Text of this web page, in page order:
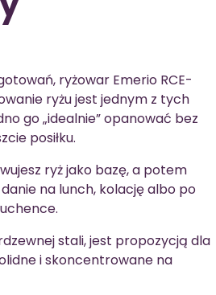
ryżowar Emerio RCE-
ryżu jest jednym z tych
go „idealnie” opanować bez
posiłku.
ryż jako bazę, a potem
na lunch, kolację albo po
stali, jest propozycją dla
i skoncentrowane na